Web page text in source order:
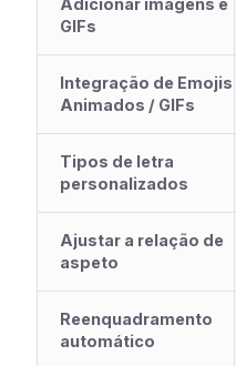
Adicionar imagens e
GIFs
Integração de Emojis
Animados / GIFs
Tipos de letra
personalizados
Ajustar a relação de
aspeto
Reenquadramento
automático